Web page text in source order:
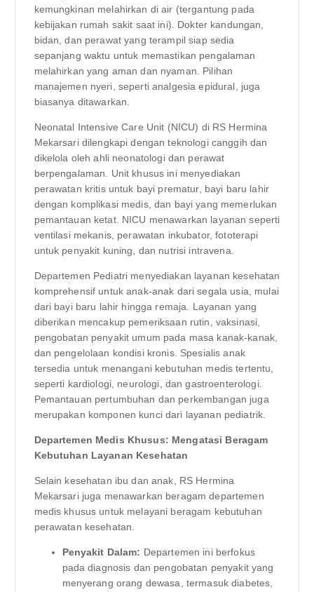
kemungkinan melahirkan di air (tergantung pada
kebijakan rumah sakit saat ini). Dokter kandungan,
bidan, dan perawat yang terampil siap sedia
sepanjang waktu untuk memastikan pengalaman
melahirkan yang aman dan nyaman. Pilihan
manajemen nyeri, seperti analgesia epidural, juga
biasanya ditawarkan.
Neonatal Intensive Care Unit (NICU) di RS Hermina
Mekarsari dilengkapi dengan teknologi canggih dan
dikelola oleh ahli neonatologi dan perawat
berpengalaman. Unit khusus ini menyediakan
perawatan kritis untuk bayi prematur, bayi baru lahir
dengan komplikasi medis, dan bayi yang memerlukan
pemantauan ketat. NICU menawarkan layanan seperti
ventilasi mekanis, perawatan inkubator, fototerapi
untuk penyakit kuning, dan nutrisi intravena.
Departemen Pediatri menyediakan layanan kesehatan
komprehensif untuk anak-anak dari segala usia, mulai
dari bayi baru lahir hingga remaja. Layanan yang
diberikan mencakup pemeriksaan rutin, vaksinasi,
pengobatan penyakit umum pada masa kanak-kanak,
dan pengelolaan kondisi kronis. Spesialis anak
tersedia untuk menangani kebutuhan medis tertentu,
seperti kardiologi, neurologi, dan gastroenterologi.
Pemantauan pertumbuhan dan perkembangan juga
merupakan komponen kunci dari layanan pediatrik.
Departemen Medis Khusus: Mengatasi Beragam
Kebutuhan Layanan Kesehatan
Selain kesehatan ibu dan anak, RS Hermina
Mekarsari juga menawarkan beragam departemen
medis khusus untuk melayani beragam kebutuhan
perawatan kesehatan.
Penyakit Dalam: Departemen ini berfokus
pada diagnosis dan pengobatan penyakit yang
menyerang orang dewasa, termasuk diabetes,